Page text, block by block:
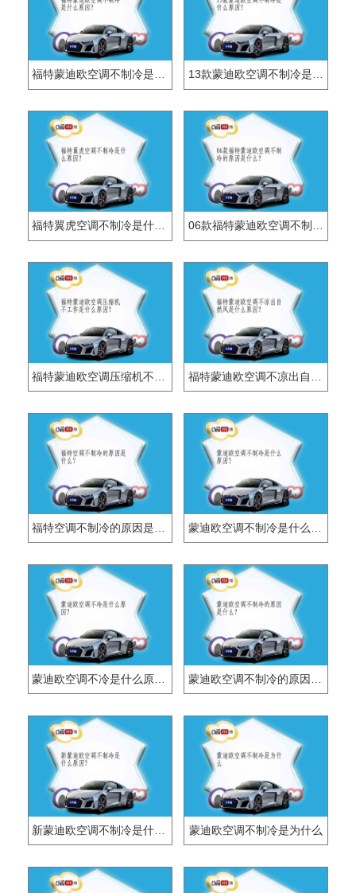
蒙迪欧空调不制冷是为什么